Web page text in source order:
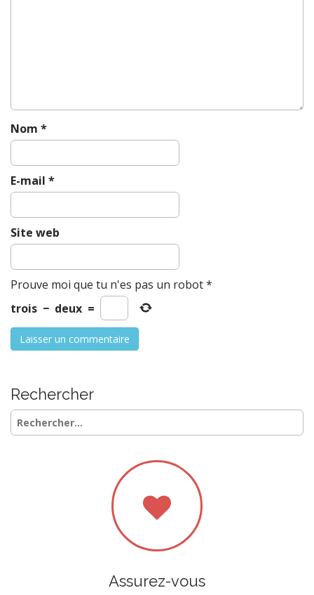
Nom *
E-mail *
Site web
Prouve moi que tu n'es pas un robot*
trois − deux =
Rechercher
Rechercher :
Assurez-vous